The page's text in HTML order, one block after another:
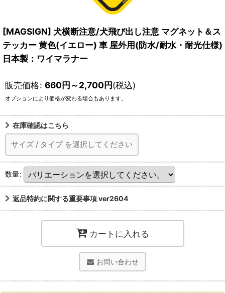
[MAGSIGN] 犬横断注意/犬飛び出し注意 マグネット＆ス
テッカー 黄色(イエロー) 車 屋外用(防水/耐水・耐光仕様)
日本製：ワイマラナー
販売価格: 660円～2,700円(税込)
オプションにより価格が変わる場合もあります。
在庫確認はこちら
サイズ / タイプ を選択してください
数量:
返品特約に関する重要事項 ver2604
カートに入れる
お問い合わせ